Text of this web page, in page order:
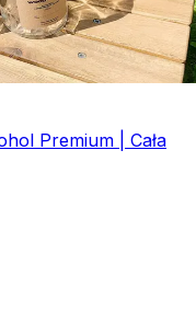
Premium | Cała